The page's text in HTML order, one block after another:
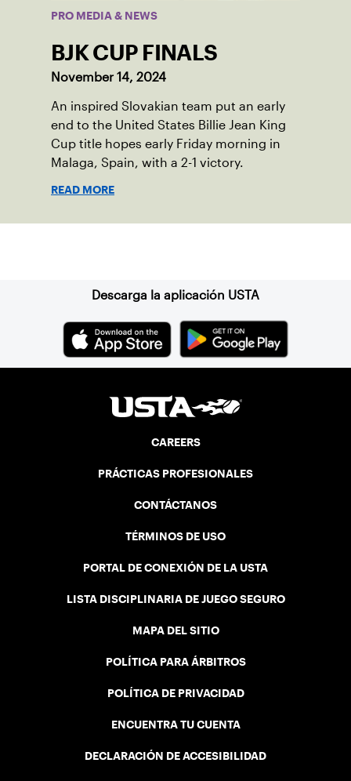
PRO MEDIA & NEWS
BJK CUP FINALS
November 14, 2024
An inspired Slovakian team put an early
end to the United States Billie Jean King
Cup title hopes early Friday morning in
Malaga, Spain, with a 2-1 victory.
READ MORE
Descarga la aplicación USTA
CAREERS
PRÁCTICAS PROFESIONALES
CONTÁCTANOS
TÉRMINOS DE USO
PORTAL DE CONEXIÓN DE LA USTA
LISTA DISCIPLINARIA DE JUEGO SEGURO
MAPA DEL SITIO
POLÍTICA PARA ÁRBITROS
POLÍTICA DE PRIVACIDAD
ENCUENTRA TU CUENTA
DECLARACIÓN DE ACCESIBILIDAD